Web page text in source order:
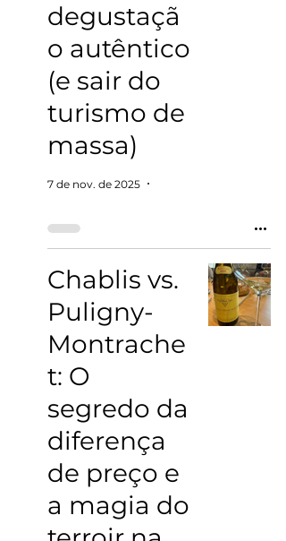
degustaçã
o autêntico
(e sair do
turismo de
massa)
7 de nov. de 2025
Chablis vs.
Puligny-
Montrache
t: O
segredo da
diferença
de preço e
a magia do